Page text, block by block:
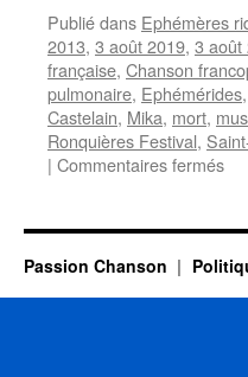
Publié dans Ephémères
2013, 3 août 2019, 3 août
française, Chanson
pulmonaire, Ephémérides,
Castelain, Mika, mort,
Ronquières Festival,
| Commentaires ferméssur
Passion Chanson